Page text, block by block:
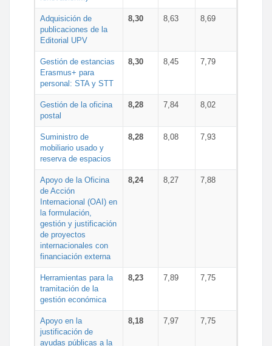
Adquisición de
publicaciones de la
Editorial UPV
8,30 8,63 8,69
Gestión de estancias
Erasmus+ para
personal: STA y STT
8,30 8,45 7,79
Gestión de la oficina
postal
8,28 7,84 8,02
Suministro de
mobiliario usado y
reserva de espacios
8,28 8,08 7,93
Apoyo de la Oficina
de Acción
Internacional (OAI) en
la formulación,
gestión y justificación
de proyectos
internacionales con
financiación externa
8,24 8,27 7,88
Herramientas para la
tramitación de la
gestión económica
8,23 7,89 7,75
Apoyo en la
justificación de
ayudas públicas a la
8,18 7,97 7,75